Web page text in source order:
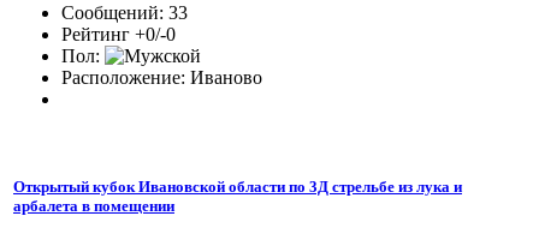
Сообщений: 33
Рейтинг +0/-0
Пол:
Расположение: Иваново
Открытый кубок Ивановской области по 3Д стрельбе из лука и
арбалета в помещении